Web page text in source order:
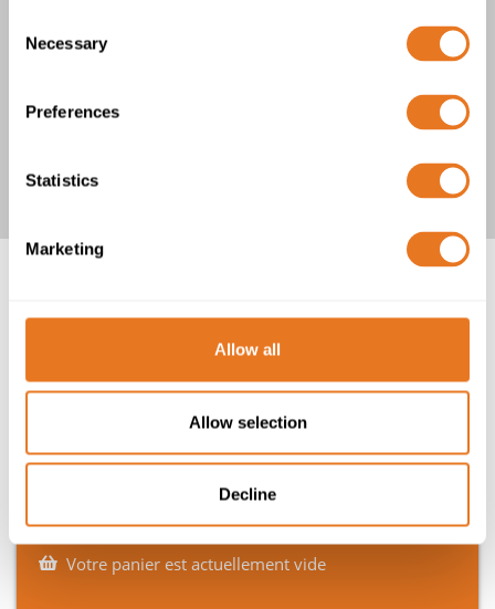
Selection
Necessary
Preferences
Statistics
Marketing
Allow all
Allow selection
Decline
Votre devis sur mesure directement dans votre boîte
de réception
Votre panier est actuellement vide